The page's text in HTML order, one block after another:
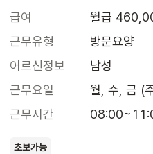
급여
월급
근무유형
방문요양
어르신정보
남성
근무요일
월, 수, 금 (
근무시간
초보가능